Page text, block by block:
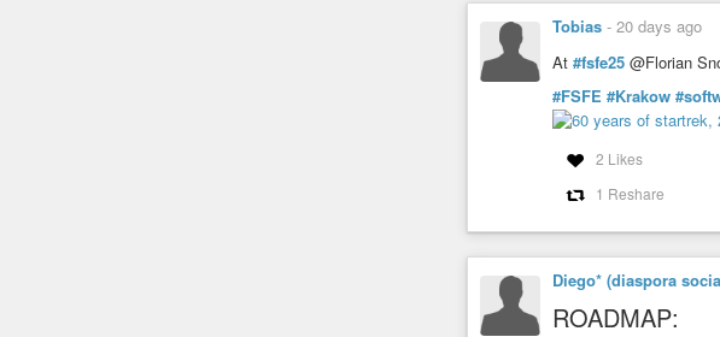
Tobias - 20 days ago
At #fsfe25 @Florian
#FSFE #Krakow
2 Likes
1 Reshare
Diego* (diaspora
ROADMAP: